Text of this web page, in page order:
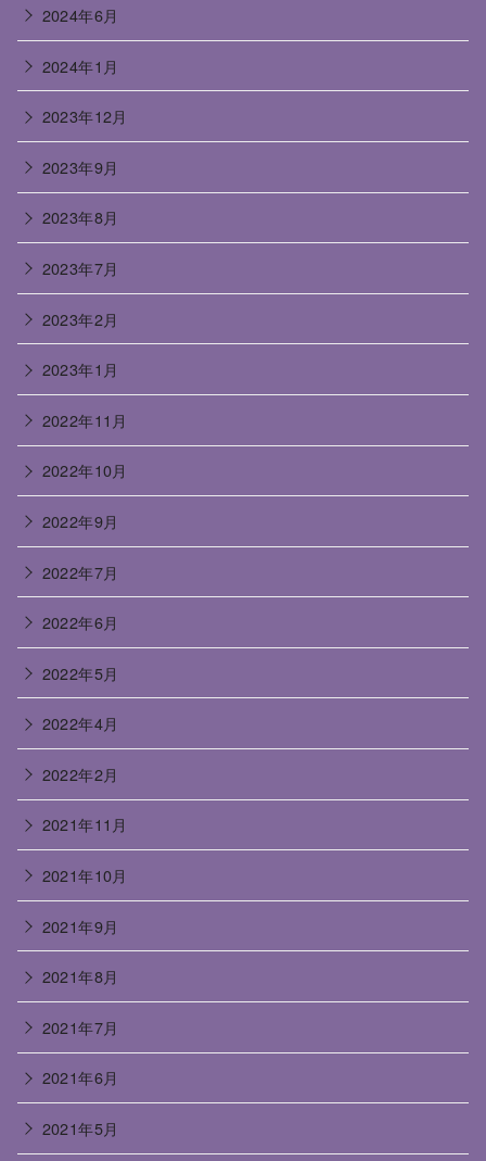
2024年6月
2024年1月
2023年12月
2023年9月
2023年8月
2023年7月
2023年2月
2023年1月
2022年11月
2022年10月
2022年9月
2022年7月
2022年6月
2022年5月
2022年4月
2022年2月
2021年11月
2021年10月
2021年9月
2021年8月
2021年7月
2021年6月
2021年5月